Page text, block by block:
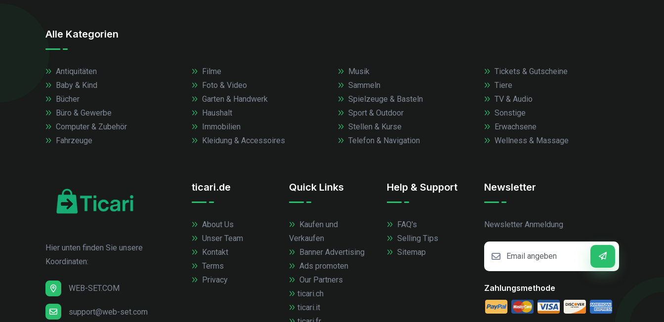
Alle Kategorien
Antiquitäten
Baby & Kind
Bücher
Büro & Gewerbe
Computer & Zubehör
Fahrzeuge
Filme
Foto & Video
Garten & Handwerk
Haushalt
Immobilien
Kleidung & Accessoires
Musik
Sammeln
Spielzeuge & Basteln
Sport & Outdoor
Stellen & Kurse
Telefon & Navigation
Tickets & Gutscheine
Tiere
TV & Audio
Sonstige
Erwachsene
Wellness & Massage
Hier unten finden Sie unsere
Koordinaten:
WEB-SET.COM
support@web-set.com
ticari.de
About Us
Unser Team
Kontakt
Terms
Privacy
Quick Links
Kaufen und
Verkaufen
Banner Advertising
Ads promoten
Our Partners
ticari.ch
ticari.it
Help & Support
FAQ's
Selling Tips
Sitemap
Newsletter
Newsletter Anmeldung
Zahlungsmethode